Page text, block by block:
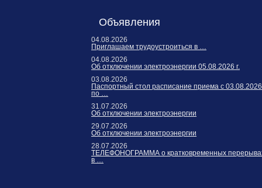
Объявления
04.08.2026
Приглашаем трудоустроиться в …
04.08.2026
Об отключении электроэнергии 05.08.2026 г.
03.08.2026
Паспортный стол расписание приема с 03.08.2026
по …
31.07.2026
Об отключении электроэнергии
29.07.2026
Об отключении электроэнергии
28.07.2026
ТЕЛЕФОНОГРАММА о кратковременных
в …